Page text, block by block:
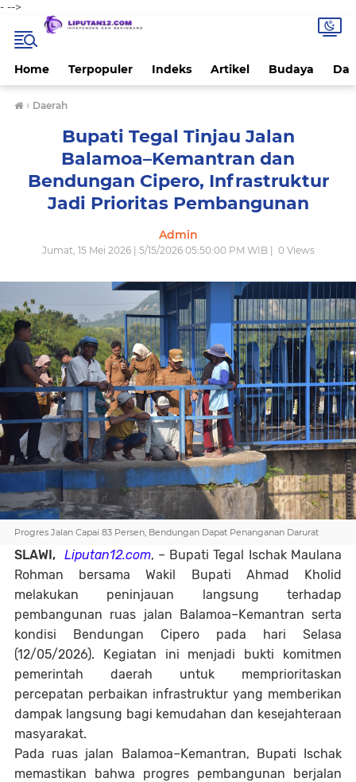
- -->
Home Terpopuler Indeks Artikel Budaya
› Daerah
Bupati Tegal Tinjau Jalan
Balamoa–Kemantran dan
Bendungan Cipero, Infrastruktur
Jadi Prioritas Pembangunan
Admin
Jumat, 15 Mei 2026 | 5/15/2026 05:50:00 PM WIB | 0Views
Progres Jalan Capai 83 Persen, Bendungan Dapat Penanganan Darurat
SLAWI, Liputan12.com, – Bupati Tegal Ischak Maulana
Rohman bersama Wakil Bupati Ahmad Kholid
melakukan peninjauan langsung terhadap
pembangunan ruas jalan Balamoa–Kemantran serta
kondisi Bendungan Cipero pada hari Selasa
(12/05/2026). Kegiatan ini menjadi bukti komitmen
pemerintah daerah untuk memprioritaskan
percepatan perbaikan infrastruktur yang memberikan
dampak langsung bagi kemudahan dan kesejahteraan
masyarakat.
Pada ruas jalan Balamoa–Kemantran, Bupati Ischak
memastikan bahwa progres pembangunan berjalan